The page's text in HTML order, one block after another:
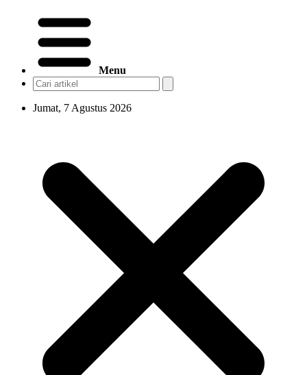
Menu
Jumat, 7 Agustus 2026